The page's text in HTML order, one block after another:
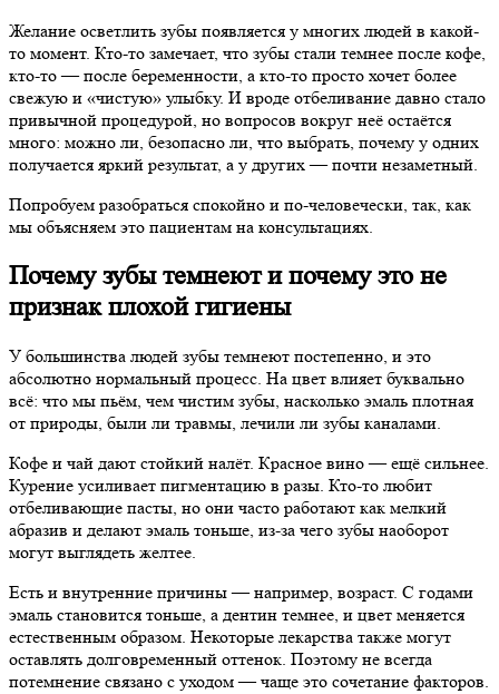
Желание осветлить зубы появляется у многих людей в какой-
то момент. Кто-то замечает, что зубы стали темнее после кофе,
кто-то — после беременности, а кто-то просто хочет более
свежую и «чистую» улыбку. И вроде отбеливание давно стало
привычной процедурой, но вопросов вокруг неё остаётся
много: можно ли, безопасно ли, что выбрать, почему у одних
получается яркий результат, а у других — почти незаметный.
Попробуем разобраться спокойно и по-человечески, так, как
мы объясняем это пациентам на консультациях.
Почему зубы темнеют и почему это не
признак плохой гигиены
У большинства людей зубы темнеют постепенно, и это
абсолютно нормальный процесс. На цвет влияет буквально
всё: что мы пьём, чем чистим зубы, насколько эмаль плотная
от природы, были ли травмы, лечили ли зубы каналами.
Кофе и чай дают стойкий налёт. Красное вино — ещё сильнее.
Курение усиливает пигментацию в разы. Кто-то любит
отбеливающие пасты, но они часто работают как мелкий
абразив и делают эмаль тоньше, из-за чего зубы наоборот
могут выглядеть желтее.
Есть и внутренние причины — например, возраст. С годами
эмаль становится тоньше, а дентин темнее, и цвет меняется
естественным образом. Некоторые лекарства также могут
оставлять долговременный оттенок. Поэтому не всегда
потемнение связано с уходом — чаще это сочетание факторов.